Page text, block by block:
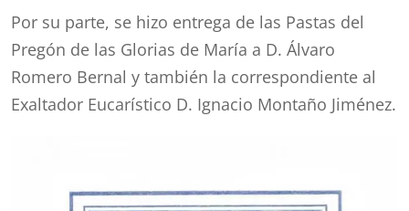
Por su parte, se hizo entrega de las Pastas del
Pregón de las Glorias de María a D. Álvaro
Romero Bernal y también la correspondiente al
Exaltador Eucarístico D. Ignacio Montaño Jiménez.